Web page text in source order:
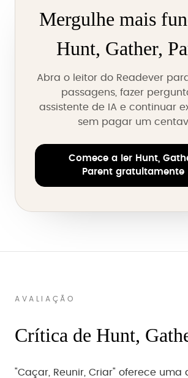
Mergulhe mais
Hunt, Gather,
Abra o leitor do Readever
passagens, fazer
assistente de IA e continuar
sem pagar um
Comece a ler Hunt,
Parent gratuitamente
AVALIAÇÃO
Crítica de Hunt,
"Caçar, Reunir, Criar" oferece uma